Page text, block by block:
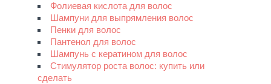
Фолиевая кислота для волос
Шампуни для выпрямления волос
Пенки для волос
Пантенол для волос
Шампунь с кератином для волос
Стимулятор роста волос: купить или
сделать